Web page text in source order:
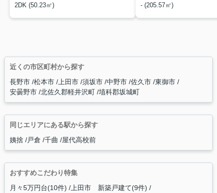
2DK (50.23㎡)
- (205.57㎡)
近くの市区町村から探す
長野市 松本市 上田市 須坂市 中野市 佐久市 東御市
安曇野市 北佐久郡軽井沢町 埴科郡坂城町
同じエリアにある駅から探す
姨捨 戸倉 千曲 屋代高校前
おすすめこだわり特集
月々5万円台(10件) 上田市 新築戸建て(9件)